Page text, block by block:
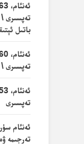
تەپسىرى \
باتىل
تەپسىرى
تەپسىرى
تەرجىمە